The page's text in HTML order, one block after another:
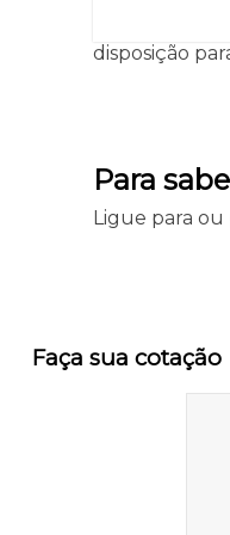
disposição
Para
Ligue paraou
Faça sua cotação